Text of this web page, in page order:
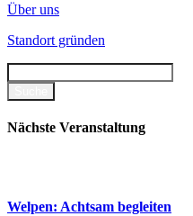
Über uns
Standort gründen
Nächste Veranstaltung
Welpen: Achtsam begleiten